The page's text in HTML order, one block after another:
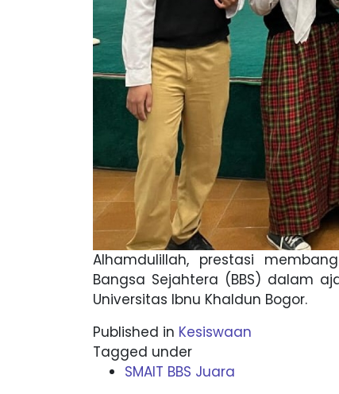
Alhamdulillah, prestasi
Bangsa Sejahtera (BBS) dalam
Universitas Ibnu Khaldun Bogor.
Published in Kesiswaan
Tagged under
SMAIT BBS Juara